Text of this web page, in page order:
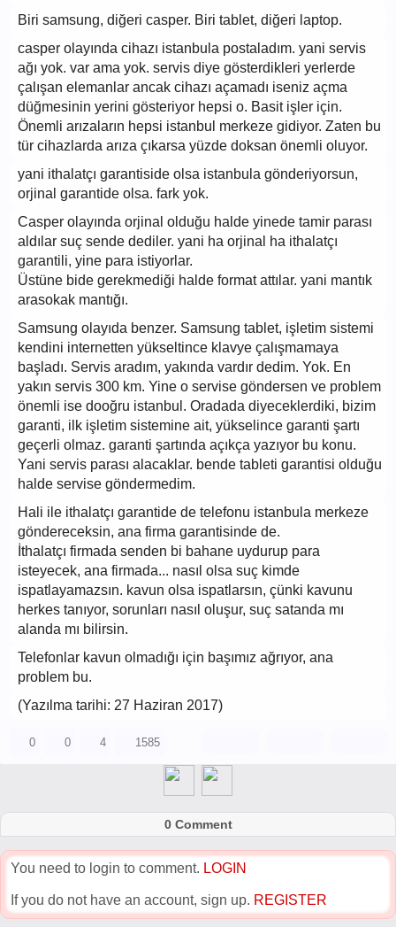
Biri samsung, diğeri casper. Biri tablet, diğeri laptop.
casper olayında cihazı istanbula postaladım. yani servis
ağı yok. var ama yok. servis diye gösterdikleri yerlerde
çalışan elemanlar ancak cihazı açamadı iseniz açma
düğmesinin yerini gösteriyor hepsi o. Basit işler için.
Önemli arızaların hepsi istanbul merkeze gidiyor. Zaten bu
tür cihazlarda arıza çıkarsa yüzde doksan önemli oluyor.
yani ithalatçı garantiside olsa istanbula gönderiyorsun,
orjinal garantide olsa. fark yok.
Casper olayında orjinal olduğu halde yinede tamir parası
aldılar suç sende dediler. yani ha orjinal ha ithalatçı
garantili, yine para istiyorlar.
Üstüne bide gerekmediği halde format attılar. yani mantık
arasokak mantığı.
Samsung olayıda benzer. Samsung tablet, işletim sistemi
kendini internetten yükseltince klavye çalışmamaya
başladı. Servis aradım, yakında vardır dedim. Yok. En
yakın servis 300 km. Yine o servise göndersen ve problem
önemli ise dooğru istanbul. Oradada diyeceklerdiki, bizim
garanti, ilk işletim sistemine ait, yükselince garanti şartı
geçerli olmaz. garanti şartında açıkça yazıyor bu konu.
Yani servis parası alacaklar. bende tableti garantisi olduğu
halde servise göndermedim.
Hali ile ithalatçı garantide de telefonu istanbula merkeze
göndereceksin, ana firma garantisinde de.
İthalatçı firmada senden bi bahane uydurup para
isteyecek, ana firmada... nasıl olsa suç kimde
ispatlayamazsın. kavun olsa ispatlarsın, çünki kavunu
herkes tanıyor, sorunları nasıl oluşur, suç satanda mı
alanda mı bilirsin.
Telefonlar kavun olmadığı için başımız ağrıyor, ana
problem bu.
(Yazılma tarihi: 27 Haziran 2017)
0 0 4 1585
0 Comment
You need to login to comment. LOGIN
If you do not have an account, sign up. REGISTER